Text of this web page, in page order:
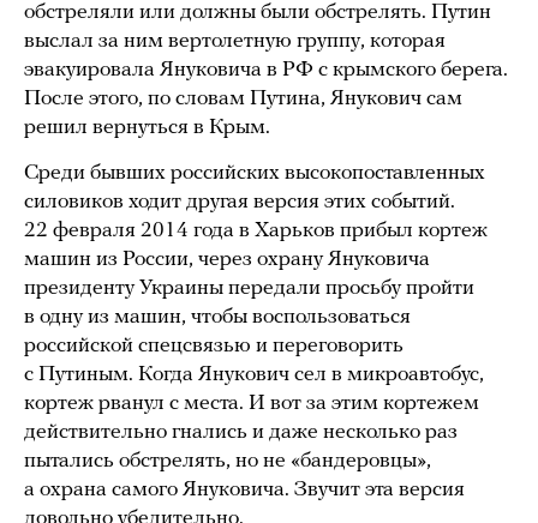
обстреляли или должны были обстрелять. Путин
выслал за ним вертолетную группу, которая
эвакуировала Януковича в РФ с крымского берега.
После этого, по словам Путина, Янукович сам
решил вернуться в Крым.
Среди бывших российских высокопоставленных
силовиков ходит другая версия этих событий.
22 февраля 2014 года в Харьков прибыл кортеж
машин из России, через охрану Януковича
президенту Украины передали просьбу пройти
в одну из машин, чтобы воспользоваться
российской спецсвязью и переговорить
с Путиным. Когда Янукович сел в микроавтобус,
кортеж рванул с места. И вот за этим кортежем
действительно гнались и даже несколько раз
пытались обстрелять, но не «бандеровцы»,
а охрана самого Януковича. Звучит эта версия